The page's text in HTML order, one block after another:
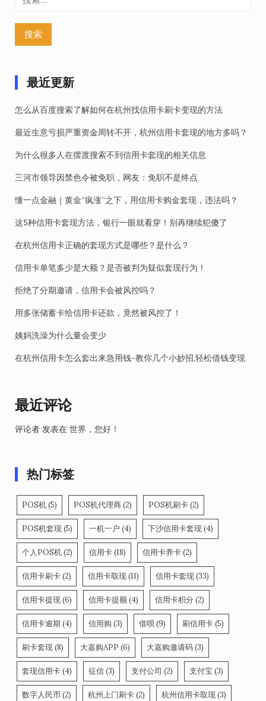
最近更新
怎么从百度搜索了解如何在杭州找信用卡刷卡变现的方法
最近生意亏损严重资金周转不开，杭州信用卡套现的地方多吗？
为什么很多人在摆渡搜索不到信用卡套现的相关信息
三河市领导因禁色令被免职，网友：免职不是终点
懂一点金融｜黄金“疯涨”之下，用信用卡购金套现，违法吗？
这5种信用卡套现方法，银行一眼就看穿！别再继续犯傻了
在杭州信用卡正确的套现方式是哪些？是什么？
信用卡单笔多少是大额？是否被判为疑似套现行为！
拒绝了分期邀请，信用卡会被风控吗？
用多张储蓄卡给信用卡还款，竟然被风控了！
姨妈洗澡为什么量会变少
在杭州信用卡怎么套出来急用钱-教你几个小妙招,轻松借钱变现
最近评论
评论者 发表在 世界，您好！
热门标签
POS机(5) POS机代理商(2) POS机刷卡(2)
POS机套现(5) 一机一户 (4) 下沙信用卡套现(4)
个人POS机(2) 信用卡(18) 信用卡养卡(2)
信用卡刷卡(2) 信用卡取现(11) 信用卡套现(33)
信用卡提现(6) 信用卡提额(4) 信用卡积分 (2)
信用卡逾期 (4) 信用购 (3) 借呗(9) 刷信用卡(5)
刷卡套现(8) 大嘉购APP (6) 大嘉购邀请码(3)
套现信用卡(4) 征信(3) 支付公司 (2) 支付宝(3)
数字人民币 (2) 杭州上门刷卡(2) 杭州信用卡取现(3)